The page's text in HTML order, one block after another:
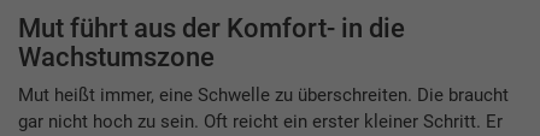
Mut führt aus der Komfort- in die
Wachstumszone
Mut heißt immer, eine Schwelle zu überschreiten. Die braucht
gar nicht hoch zu sein. Oft reicht ein erster kleiner Schritt. Er